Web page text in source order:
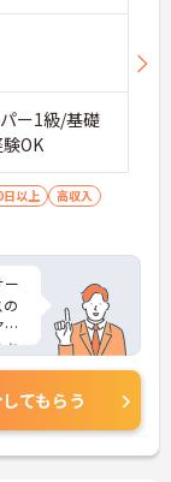
ー1級/基礎
OK
以上
高収入
ー
あ
お
てもらう